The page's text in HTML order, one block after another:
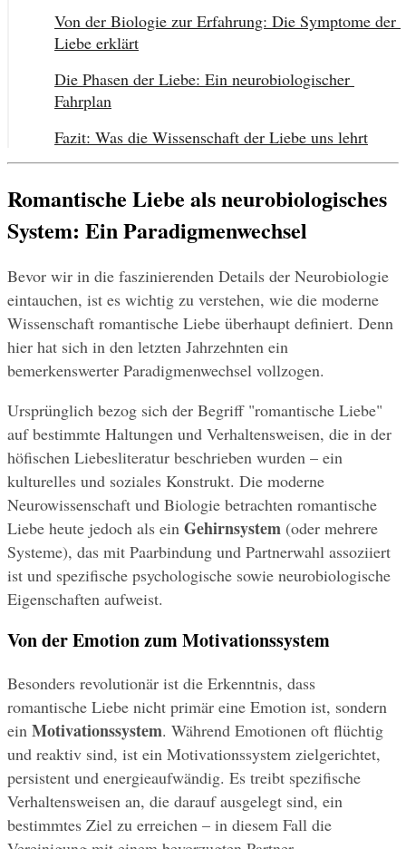
Von der Biologie zur Erfahrung: Die Symptome der
Liebe erklärt
Die Phasen der Liebe: Ein neurobiologischer
Fahrplan
Fazit: Was die Wissenschaft der Liebe uns lehrt
Romantische Liebe als neurobiologisches
System: Ein Paradigmenwechsel
Bevor wir in die faszinierenden Details der Neurobiologie
eintauchen, ist es wichtig zu verstehen, wie die moderne
Wissenschaft romantische Liebe überhaupt definiert. Denn
hier hat sich in den letzten Jahrzehnten ein
bemerkenswerter Paradigmenwechsel vollzogen.
Ursprünglich bezog sich der Begriff "romantische Liebe"
auf bestimmte Haltungen und Verhaltensweisen, die in der
höfischen Liebesliteratur beschrieben wurden – ein
kulturelles und soziales Konstrukt. Die moderne
Neurowissenschaft und Biologie betrachten romantische
Liebe heute jedoch als ein Gehirnsystem (oder mehrere
Systeme), das mit Paarbindung und Partnerwahl assoziiert
ist und spezifische psychologische sowie neurobiologische
Eigenschaften aufweist.
Von der Emotion zum Motivationssystem
Besonders revolutionär ist die Erkenntnis, dass
romantische Liebe nicht primär eine Emotion ist, sondern
ein Motivationssystem. Während Emotionen oft flüchtig
und reaktiv sind, ist ein Motivationssystem zielgerichtet,
persistent und energieaufwändig. Es treibt spezifische
Verhaltensweisen an, die darauf ausgelegt sind, ein
bestimmtes Ziel zu erreichen – in diesem Fall die